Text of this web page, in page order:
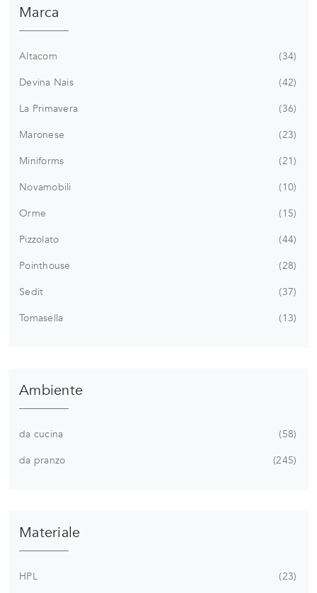
Marca
Altacom
34
Devina Nais
42
La Primavera
36
Maronese
23
Miniforms
21
Novamobili
10
Orme
15
Pizzolato
44
Pointhouse
28
Sedit
37
Tomasella
13
Ambiente
da cucina
58
da pranzo
245
Materiale
HPL
23